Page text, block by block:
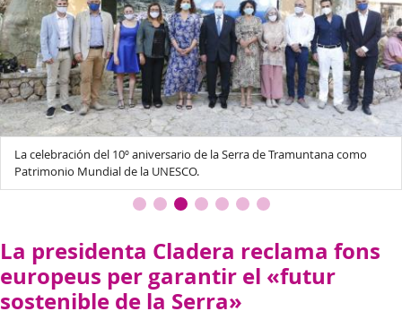
La celebración del 10º aniversario de la Serra de Tramuntana como
Patrimonio Mundial de la UNESCO.
La presidenta Cladera reclama fons
europeus per garantir el «futur
sostenible de la Serra»